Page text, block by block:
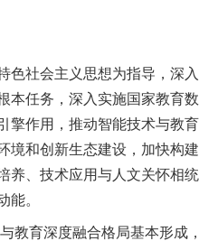
社会主义思想为指导，深入
本任务，深入实施国家教育
擎作用，推动智能技术与教
境和创新生态建设，加快构
养、技术应用与人文关怀相
能。
育深度融合格局基本形成